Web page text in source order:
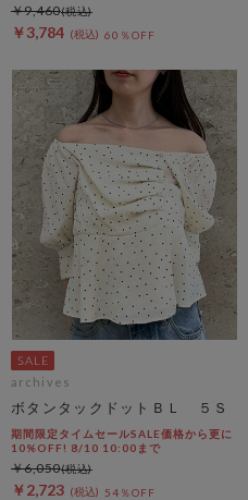
￥3,784 60％OFF
￥9,460
archives
ボタンタックドットＢＬ ５Ｓ
期間限定タイムセールSALE価格から更に
10%OFF! 8/10 10:00まで
￥2,723 54％OFF
￥6,050